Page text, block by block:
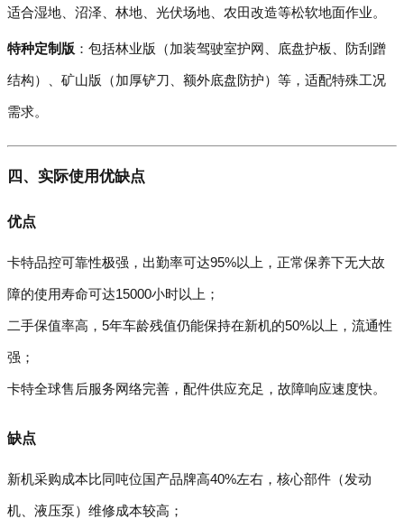
适合湿地、沼泽、林地、光伏场地、农田改造等松软地面作业。
特种定制版 ：包括林业版（加装驾驶室护网、底盘护板、防刮蹭
结构）、矿山版（加厚铲刀、额外底盘防护）等，适配特殊工况
需求。
四、实际使用优缺点
优点
卡特品控可靠性极强，出勤率可达95%以上，正常保养下无大故
障的使用寿命可达15000小时以上；
二手保值率高，5年车龄残值仍能保持在新机的50%以上，流通性
强；
卡特全球售后服务网络完善，配件供应充足，故障响应速度快。
缺点
新机采购成本比同吨位国产品牌高40%左右，核心部件（发动
机、液压泵）维修成本较高；